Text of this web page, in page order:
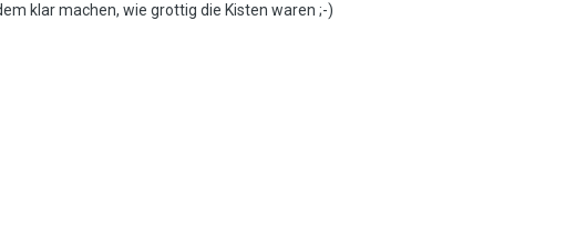
klar machen, wie grottig die Kisten waren ;-)